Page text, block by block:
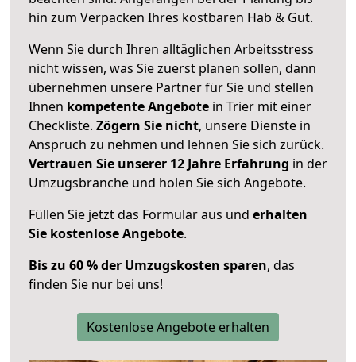
hin zum Verpacken Ihres kostbaren Hab & Gut.
Wenn Sie durch Ihren alltäglichen Arbeitsstress
nicht wissen, was Sie zuerst planen sollen, dann
übernehmen unsere Partner für Sie und stellen
Ihnen kompetente Angebote in Trier mit einer
Checkliste. Zögern Sie nicht, unsere Dienste in
Anspruch zu nehmen und lehnen Sie sich zurück.
Vertrauen Sie unserer 12 Jahre Erfahrung in der
Umzugsbranche und holen Sie sich Angebote.
Füllen Sie jetzt das Formular aus und erhalten
Sie kostenlose Angebote.
Bis zu 60 % der Umzugskosten sparen, das
finden Sie nur bei uns!
Kostenlose Angebote erhalten